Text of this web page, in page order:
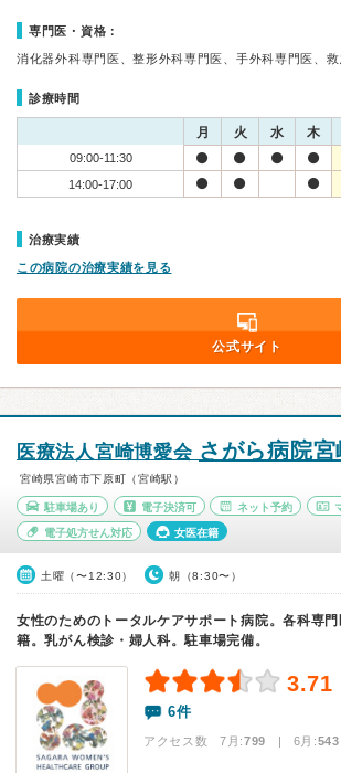
専門医・資格：
消化器外科専門医、整形外科専門医、手外科専門医、
診療時間
月 火 水 木
09:00-11:30
14:00-17:00
治療実績
この病院の治療実績を見る
公式サイト
医療法人宮崎博愛会 さがら病院宮
宮崎県宮崎市下原町（宮崎駅）
駐車場あり 電子決済可 ネット予約
電子処方せん対応 女医在籍
土曜（〜12:30） 朝（8:30〜）
女性のためのトータルケアサポート病院。各科専
籍。乳がん検診・婦人科。駐車場完備。
3.71
6件
アクセス数 7月:799 | 6月:543